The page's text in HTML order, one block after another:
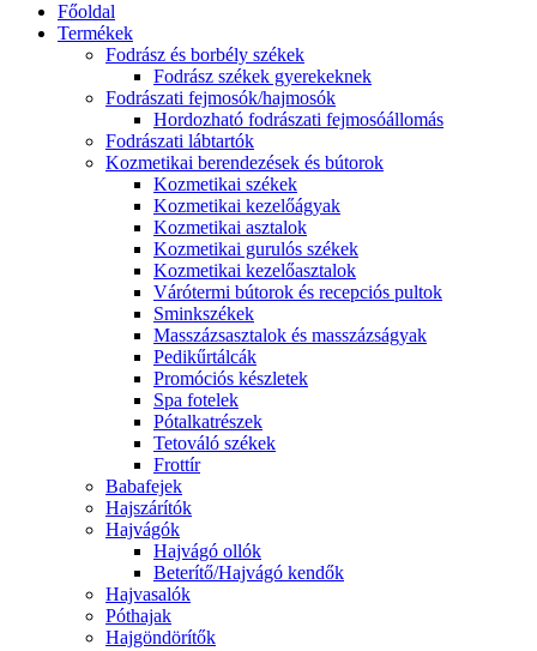
Főoldal
Termékek
Fodrász és borbély székek
Fodrász székek gyerekeknek
Fodrászati fejmosók/hajmosók
Hordozható fodrászati fejmosóállomás
Fodrászati lábtartók
Kozmetikai berendezések és bútorok
Kozmetikai székek
Kozmetikai kezelőágyak
Kozmetikai asztalok
Kozmetikai gurulós székek
Kozmetikai kezelőasztalok
Várótermi bútorok és recepciós pultok
Sminkszékek
Masszázsasztalok és masszázságyak
Pedikűrtálcák
Promóciós készletek
Spa fotelek
Pótalkatrészek
Tetováló székek
Frottír
Babafejek
Hajszárítók
Hajvágók
Hajvágó ollók
Beterítő/Hajvágó kendők
Hajvasalók
Póthajak
Hajgöndörítők